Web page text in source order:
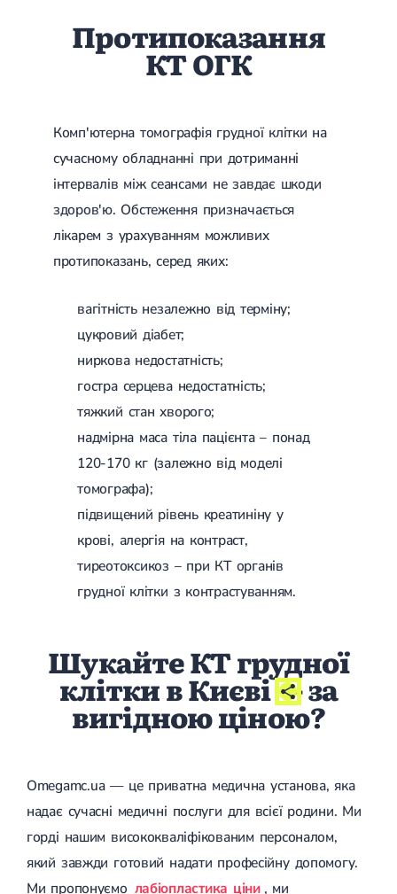
Хронічний бронхіт
Гострий бронхіт
Бронхіт у дорослих
Грип
Ротавірусна інфекція
Терапевтична допомога при вагітності
Ортопедія і травматологія
Асептичний некроз головки стегнової кістки
Асептичний некроз таранної кістки
Епікондиліт
Нестабільність суглоба
Лікування переломів щиколоток
Лікування переломів ключиці
Лікування переломів плеча
Лікування переломів передпліччя
Лікування переломів кісток тазу
Іммобілізація
Лікування переломів шийки стегна і стегнової кістки
Лікування переломів гомілки
Лікування переломів п'яти
Протез синовіальної рідини
PRP-терапія
Розрив зв'язок плечового суглобу
Розрив зв'язок гомілковостопного суглобу
Травми сухожиль та м'язів
Ендокринологія
Цукровий діабет
Нецукровий діабет
Дифузний токсичний зоб (Базедова хвороба)
Вузловий зоб
Дифузний зоб
Тиреоїдит
Протипоказання
КТ ОГК
Комп'ютерна томографія грудної клітки на
сучасному обладнанні при дотриманні
інтервалів між сеансами не завдає шкоди
здоров'ю. Обстеження призначається
лікарем з урахуванням можливих
протипоказань, серед яких:
вагітність незалежно від терміну;
цукровий діабет;
ниркова недостатність;
гостра серцева недостатність;
тяжкий стан хворого;
надмірна маса тіла пацієнта – понад
120-170 кг (залежно від моделі
томографа);
підвищений рівень креатиніну у
крові, алергія на контраст,
тиреотоксикоз – при КТ органів
грудної клітки з контрастуванням.
Шукайте КТ грудної
клітки в Києві - за
вигідною ціною?
Omegamc.ua — це приватна медична установа, яка
надає сучасні медичні послуги для всієї родини. Ми
горді нашим висококваліфікованим персоналом,
який завжди готовий надати професійну допомогу.
Ми пропонуємо лабіопластика ціни , ми